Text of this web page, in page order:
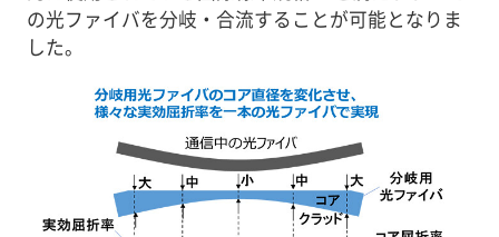
の光ファイバを分岐・合流することが可能となりま
した。